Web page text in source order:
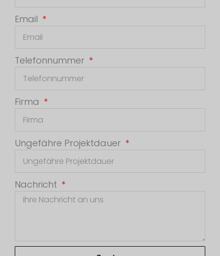
Email
Telefonnummer
Firma
Ungefähre Projektdauer
Nachricht